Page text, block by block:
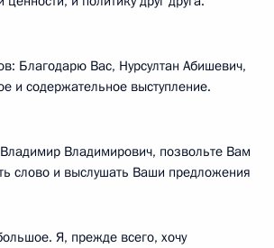
Благодарю Вас, Нурсултан Абишевич,
и содержательное выступление.
Владимирович, позвольте Вам
слово и выслушать Ваши предложения
Я, прежде всего, хочу